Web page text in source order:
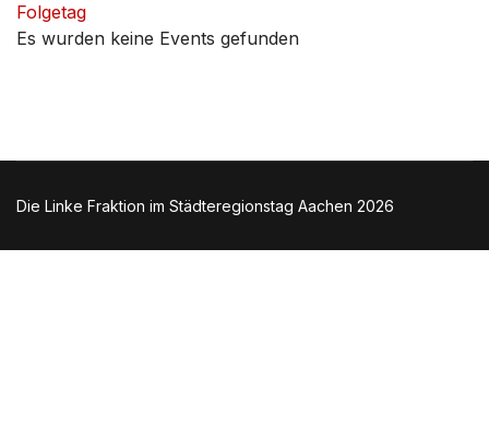
Folgetag
Es wurden keine Events gefunden
Die Linke Fraktion im Städteregionstag Aachen 2026